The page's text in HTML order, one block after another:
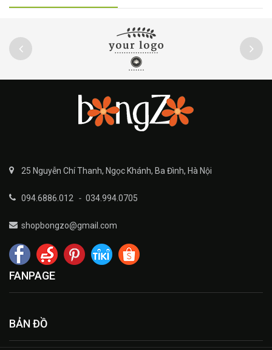
25 Nguyễn Chí Thanh, Ngọc Khánh, Ba Đình, Hà Nội
094.6886.012 - 034.994.0705
shopbongzo@gmail.com
FANPAGE
BẢN ĐỒ